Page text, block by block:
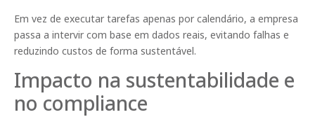
Em vez de executar tarefas apenas por calendário, a empresa
passa a intervir com base em dados reais, evitando falhas e
reduzindo custos de forma sustentável.
Impacto na sustentabilidade e
no compliance